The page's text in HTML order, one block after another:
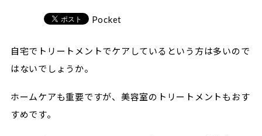
Pocket
自宅でトリートメントでケアしているという方は多いので
はないでしょうか。
ホームケアも重要ですが、美容室のトリートメントもおす
すめです。